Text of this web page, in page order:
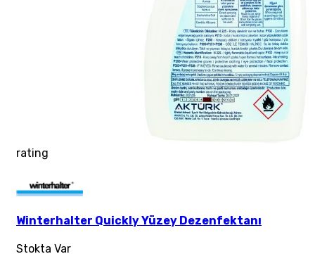
rating
Winterhalter Quickly Yüzey Dezenfektanı
Stokta Var